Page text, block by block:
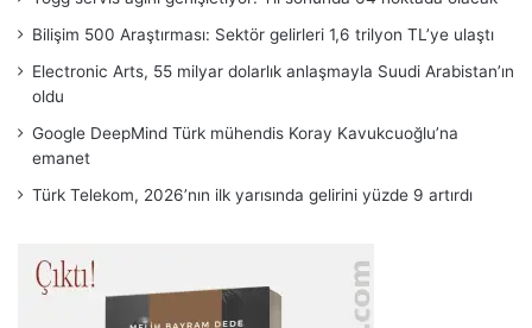
Bilişim 500 Araştırması: Sektör gelirleri 1,6 trilyon TL’ye ulaştı
Electronic Arts, 55 milyar dolarlık anlaşmayla Suudi Arabistan’ın
oldu
Google DeepMind Türk mühendis Koray Kavukcuoğlu’na
emanet
Türk Telekom, 2026’nın ilk yarısında gelirini yüzde 9 artırdı